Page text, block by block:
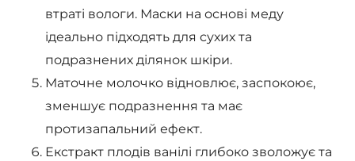
втраті вологи. Маски на основі меду
ідеально підходять для сухих та
подразнених ділянок шкіри.
Маточне молочко відновлює, заспокоює,
зменшує подразнення та має
протизапальний ефект.
Екстракт плодів ванілі глибоко зволожує та